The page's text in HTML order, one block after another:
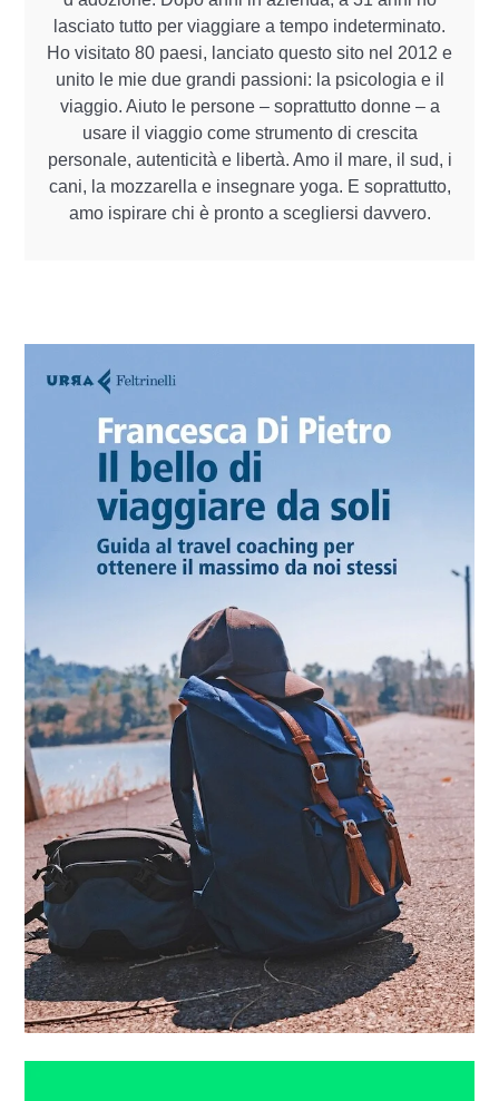
lasciato tutto per viaggiare a tempo indeterminato.
Ho visitato 80 paesi, lanciato questo sito nel 2012 e
unito le mie due grandi passioni: la psicologia e il
viaggio. Aiuto le persone – soprattutto donne – a
usare il viaggio come strumento di crescita
personale, autenticità e libertà. Amo il mare, il sud, i
cani, la mozzarella e insegnare yoga. E soprattutto,
amo ispirare chi è pronto a scegliersi davvero.